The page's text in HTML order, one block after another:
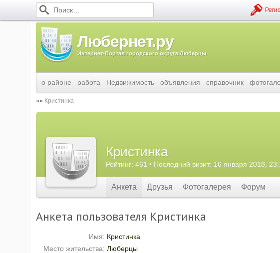
Любернет.ру
Интернет-Портал городского округа Люберцы
о районе работа Недвижимость объявления справочник
Кристинка
Кристинка
Рейтинг: 461 • Последний визит: 16 января 2018,
Анкета Друзья Фотогалерея Форум
Анкета пользователя Кристинка
Имя: Кристинка
Место жительства: Люберцы